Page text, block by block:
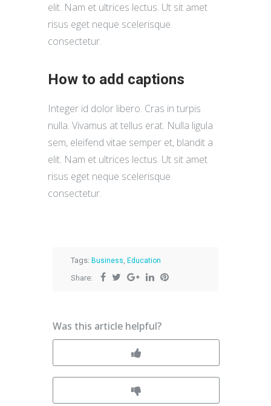
elit. Nam et ultrices lectus. Ut sit amet
risus eget neque scelerisque
consectetur.
How to add captions
Integer id dolor libero. Cras in turpis
nulla. Vivamus at tellus erat. Nulla ligula
sem, eleifend vitae semper et, blandit a
elit. Nam et ultrices lectus. Ut sit amet
risus eget neque scelerisque
consectetur.
Tags: Business, Education
Share:
Was this article helpful?